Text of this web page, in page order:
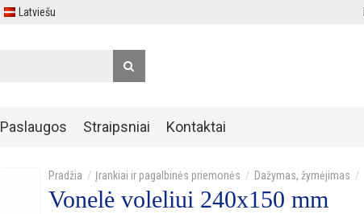
Latviešu
Paslaugos Straipsniai Kontaktai
Įrankiai ir pagalbinės priemonės Dažymas, žymėjimas
Vonelė voleliui 240x150 mm